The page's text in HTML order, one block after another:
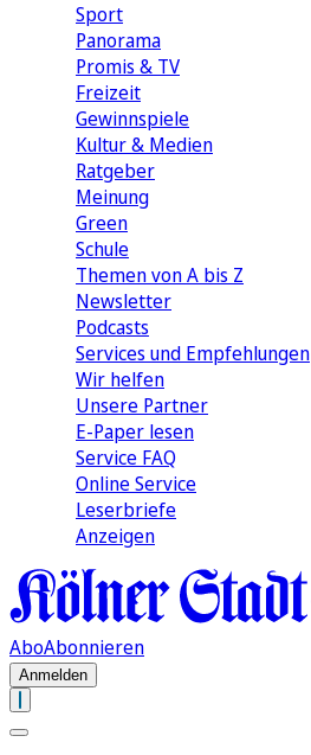
Sport
Panorama
Promis & TV
Freizeit
Gewinnspiele
Kultur & Medien
Ratgeber
Meinung
Green
Schule
Themen von A bis Z
Newsletter
Podcasts
Services und Empfehlungen
Wir helfen
Unsere Partner
E-Paper lesen
Service FAQ
Online Service
Leserbriefe
Anzeigen
AboAbonnieren
Anmelden